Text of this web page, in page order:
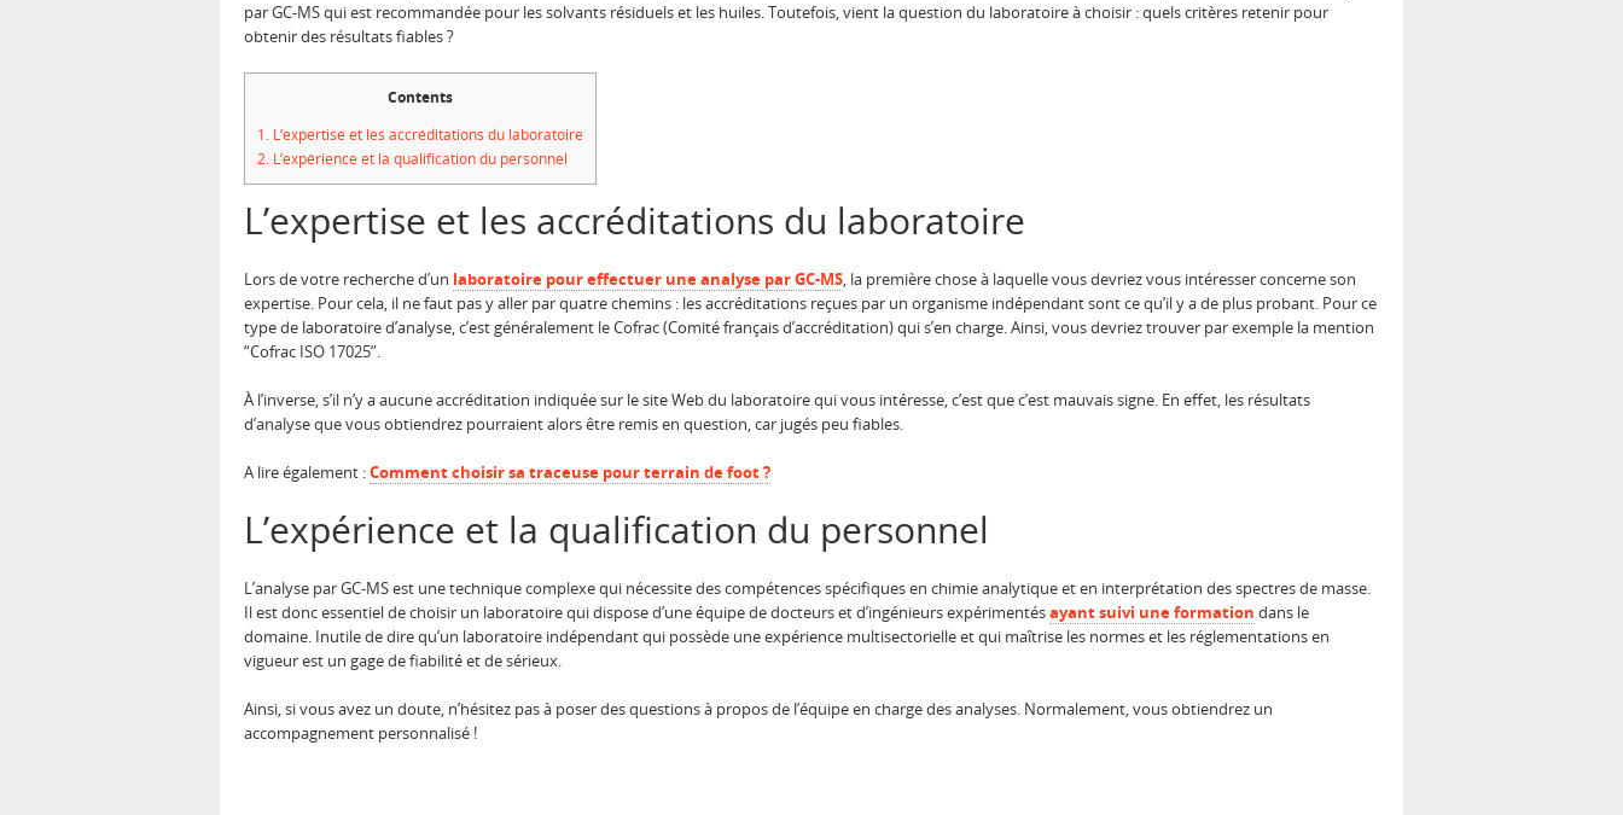
par GC-MS qui est recommandée pour les solvants résiduels et les huiles. Toutefois, vient la question du laboratoire à choisir : quels critères retenir pour
obtenir des résultats fiables ?
Contents
1. L’expertise et les accréditations du laboratoire
2. L’expérience et la qualification du personnel
L’expertise et les accréditations du laboratoire
Lors de votre recherche d’un laboratoire pour effectuer une analyse par GC-MS, la première chose à laquelle vous devriez vous intéresser concerne son
expertise. Pour cela, il ne faut pas y aller par quatre chemins : les accréditations reçues par un organisme indépendant sont ce qu’il y a de plus probant. Pour ce
type de laboratoire d’analyse, c’est généralement le Cofrac (Comité français d’accréditation) qui s’en charge. Ainsi, vous devriez trouver par exemple la mention
“Cofrac ISO 17025”.
À l’inverse, s’il n’y a aucune accréditation indiquée sur le site Web du laboratoire qui vous intéresse, c’est que c’est mauvais signe. En effet, les résultats
d’analyse que vous obtiendrez pourraient alors être remis en question, car jugés peu fiables.
A lire également :Comment choisir sa traceuse pour terrain de foot ?
L’expérience et la qualification du personnel
L’analyse par GC-MS est une technique complexe qui nécessite des compétences spécifiques en chimie analytique et en interprétation des spectres de masse.
Il est donc essentiel de choisir un laboratoire qui dispose d’une équipe de docteurs et d’ingénieurs expérimentésayant suivi une formation dans le
domaine. Inutile de dire qu’un laboratoire indépendant qui possède une expérience multisectorielle et qui maîtrise les normes et les réglementations en
vigueur est un gage de fiabilité et de sérieux.
Ainsi, si vous avez un doute, n’hésitez pas à poser des questions à propos de l’équipe en charge des analyses. Normalement, vous obtiendrez un
accompagnement personnalisé !